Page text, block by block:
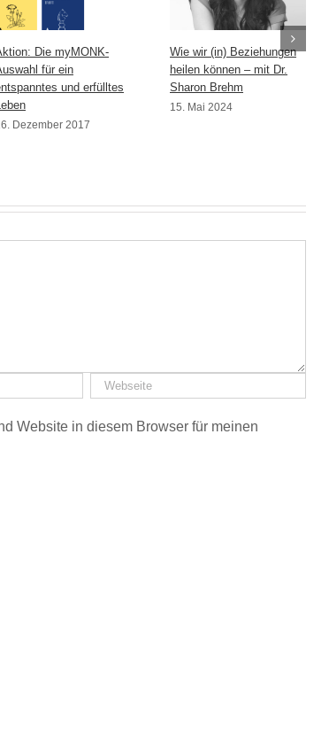
Die myMONK-
für ein
und erfülltes
Leben
Dezember 2017
Wie wir (in) Beziehungen
heilen können – mit Dr.
Sharon Brehm
15. Mai 2024
Website in diesem Browser für meinen